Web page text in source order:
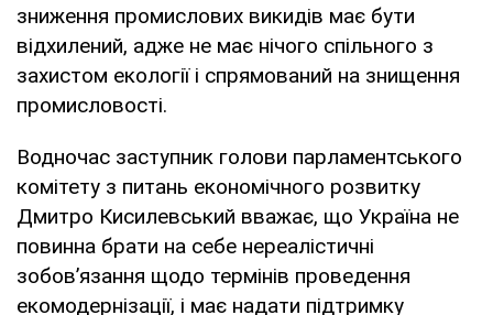
зниження промислових викидів має бути
відхилений, адже не має нічого спільного з
захистом екології і спрямований на знищення
промисловості.
Водночас заступник голови парламентського
комітету з питань економічного розвитку
Дмитро Кисилевський вважає, що Україна не
повинна брати на себе нереалістичні
зобов’язання щодо термінів проведення
екомодернізації, і має надати підтримку